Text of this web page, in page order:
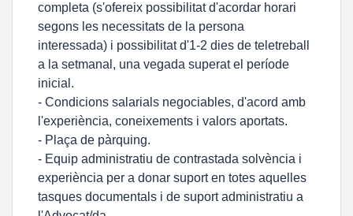
completa (s'ofereix possibilitat d'acordar horari
segons les necessitats de la persona
interessada) i possibilitat d'1-2 dies de teletreball
a la setmanal, una vegada superat el període
inicial.
- Condicions salarials negociables, d'acord amb
l'experiència, coneixements i valors aportats.
- Plaça de pàrquing.
- Equip administratiu de contrastada solvència i
experiència per a donar suport en totes aquelles
tasques documentals i de suport administratiu a